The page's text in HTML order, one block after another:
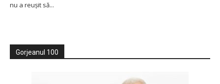
nu a reușit să...
Gorjeanul 100